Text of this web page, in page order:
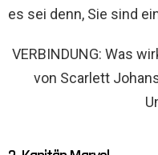
es sei denn, Sie sind
VERBINDUNG: Was
von Scarlett